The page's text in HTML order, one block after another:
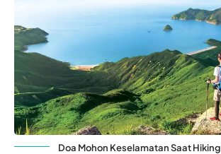
Doa Mohon Keselamatan Saat Hiking